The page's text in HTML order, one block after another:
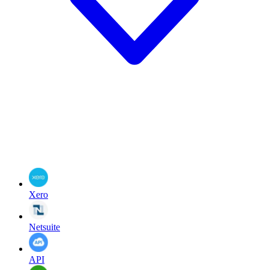
Xero
Netsuite
API